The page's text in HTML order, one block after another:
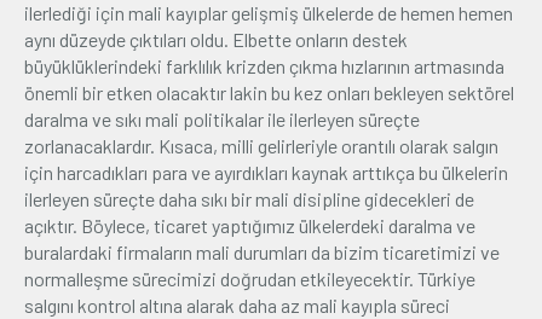
ilerlediği için mali kayıplar gelişmiş ülkelerde de hemen hemen
aynı düzeyde çıktıları oldu. Elbette onların destek
büyüklüklerindeki farklılık krizden çıkma hızlarının artmasında
önemli bir etken olacaktır lakin bu kez onları bekleyen sektörel
daralma ve sıkı mali politikalar ile ilerleyen süreçte
zorlanacaklardır. Kısaca, milli gelirleriyle orantılı olarak salgın
için harcadıkları para ve ayırdıkları kaynak arttıkça bu ülkelerin
ilerleyen süreçte daha sıkı bir mali disipline gidecekleri de
açıktır. Böylece, ticaret yaptığımız ülkelerdeki daralma ve
buralardaki firmaların mali durumları da bizim ticaretimizi ve
normalleşme sürecimizi doğrudan etkileyecektir. Türkiye
salgını kontrol altına alarak daha az mali kayıpla süreci